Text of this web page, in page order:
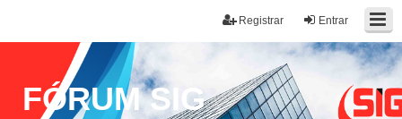
Entrar
Registrar
FÓRUM SIG